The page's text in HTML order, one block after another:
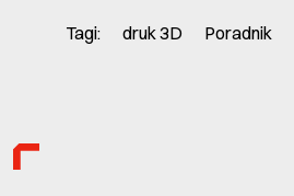
Tagi: druk 3D Poradnik